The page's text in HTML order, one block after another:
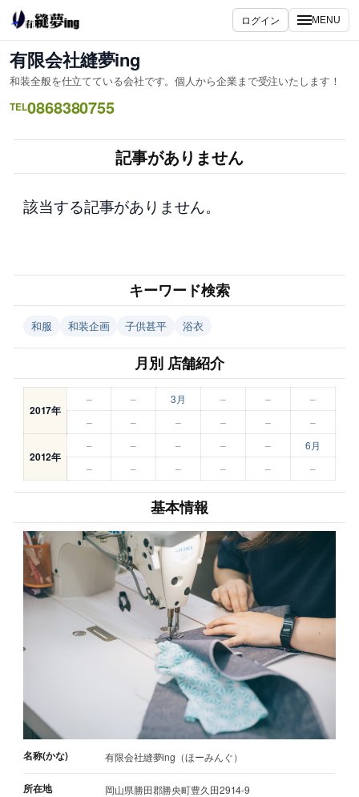
内
容
を
ス
キ
ッ
ログイン MENU
有限会社縫夢ing
和装全般を仕立てている会社です。個人から企業まで受注いたします！
TEL0868380755
記事がありません
該当する記事がありません。
キーワード検索
和服 和装企画 子供甚平 浴衣
月別 店舗紹介
2017年
– – 3月 – –
–
–
– – – – –
2012年
– – – – –
6月
–
– – – – –
基本情報
名称(かな) 有限会社縫夢ing（ほーみんぐ）
所在地 岡山県勝田郡勝央町豊久田2914-9